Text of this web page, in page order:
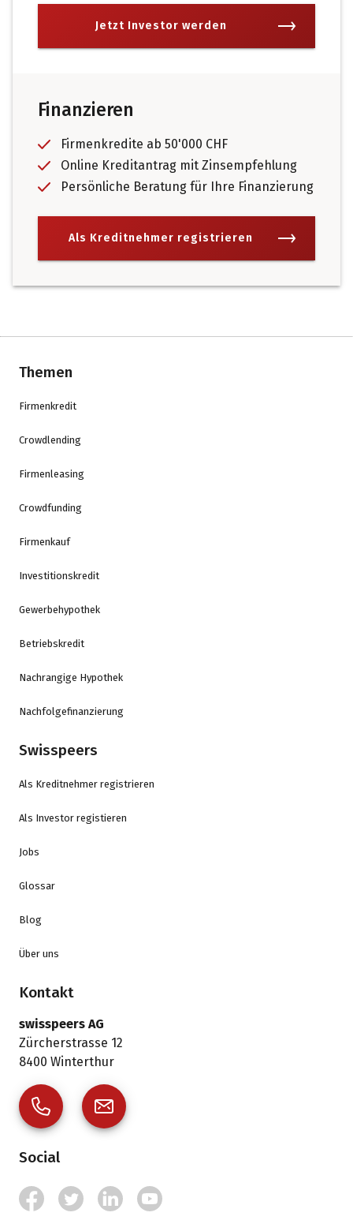
Jetzt Investor werden
Finanzieren
Firmenkredite ab 50'000 CHF
Online Kreditantrag mit Zinsempfehlung
Persönliche Beratung für Ihre Finanzierung
Als Kreditnehmer registrieren
Themen
Firmenkredit
Crowdlending
Firmenleasing
Crowdfunding
Firmenkauf
Investitionskredit
Gewerbehypothek
Betriebskredit
Nachrangige Hypothek
Nachfolgefinanzierung
Swisspeers
Als Kreditnehmer registrieren
Als Investor registieren
Jobs
Glossar
Blog
Über uns
Kontakt
swisspeers AG
Zürcherstrasse 12
8400 Winterthur
Social